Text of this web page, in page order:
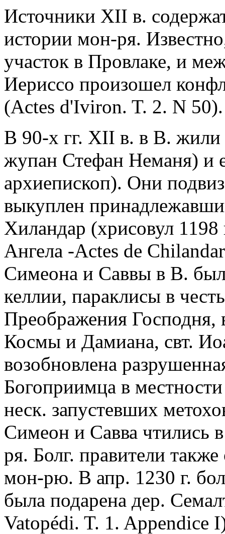
Источники XII в.
истории мон-ря.
участок в Провлаке, и
Иериссо произошел
(Actes d'Iviron. T. 2. N 50).
В 90-х гг. XII в. в В.
жупан Стефан Неманя) и
архиепископ). Они
выкуплен
Хиландар (хрисовул
Ангела -Actes de
Симеона и Саввы в В. был
келлии, параклисы в
Преображения Господня,
Космы и Дамиана, свт.
возобновлена
Богоприимца в
неск. запустевших
Симеон и Савва чтились
ря. Болг. правители
мон-рю. В апр. 1230 г.
была подарена дер.
Vatopédi. T. 1. Appendice